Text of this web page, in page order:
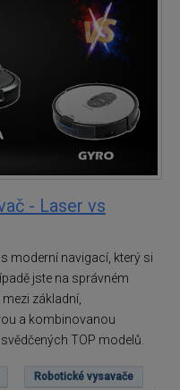
- Laser vs
moderní navigací, který si
jste na správném
základní,
a kombinovanou
TOP modelů.
Robotické vysavače